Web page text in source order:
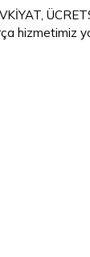
hizmetimiz